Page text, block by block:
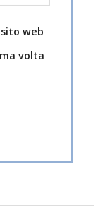
web
volta